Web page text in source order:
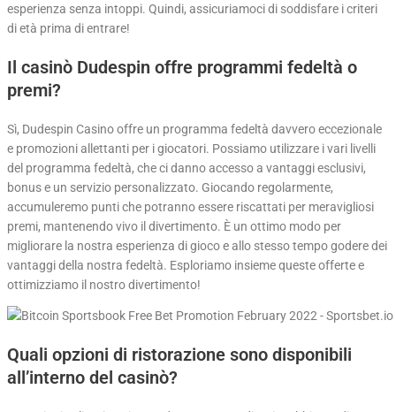
esperienza senza intoppi. Quindi, assicuriamoci di soddisfare i criteri
di età prima di entrare!
Il casinò Dudespin offre programmi fedeltà o
premi?
Sì, Dudespin Casino offre un programma fedeltà davvero eccezionale
e promozioni allettanti per i giocatori. Possiamo utilizzare i vari livelli
del programma fedeltà, che ci danno accesso a vantaggi esclusivi,
bonus e un servizio personalizzato. Giocando regolarmente,
accumuleremo punti che potranno essere riscattati per meravigliosi
premi, mantenendo vivo il divertimento. È un ottimo modo per
migliorare la nostra esperienza di gioco e allo stesso tempo godere dei
vantaggi della nostra fedeltà. Esploriamo insieme queste offerte e
ottimizziamo il nostro divertimento!
Quali opzioni di ristorazione sono disponibili
all’interno del casinò?